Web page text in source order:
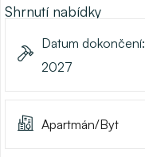
Shrnutí nabídky
Datum dokončení:
2027
Apartmán/Byt